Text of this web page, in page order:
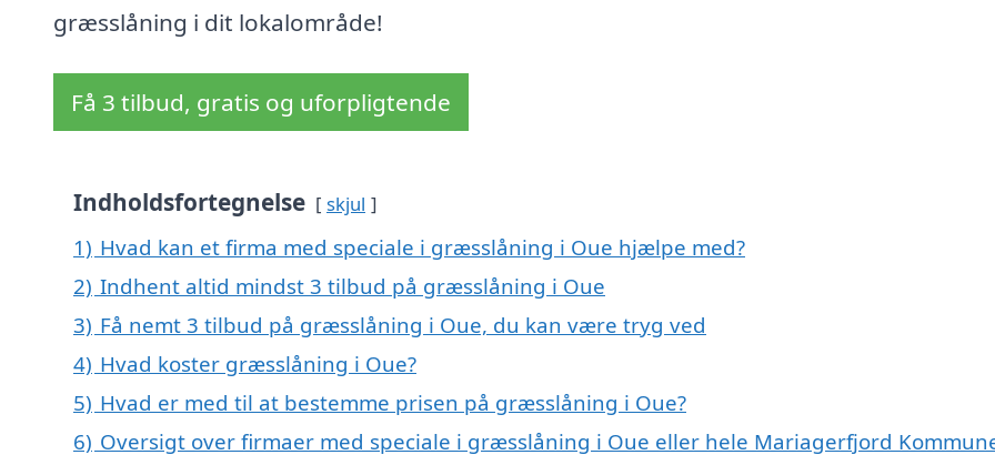
græsslåning i dit lokalområde!
Få 3 tilbud, gratis og uforpligtende
Indholdsfortegnelse skjul
1) Hvad kan et firma med speciale i græsslåning i Oue hjælpe med?
2) Indhent altid mindst 3 tilbud på græsslåning i Oue
3) Få nemt 3 tilbud på græsslåning i Oue, du kan være tryg ved
4) Hvad koster græsslåning i Oue?
5) Hvad er med til at bestemme prisen på græsslåning i Oue?
6) Oversigt over firmaer med speciale i græsslåning i Oue eller hele Mariagerfjord